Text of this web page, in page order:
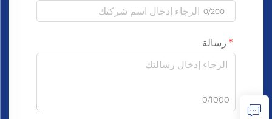
0/200
رسالة
0/1000